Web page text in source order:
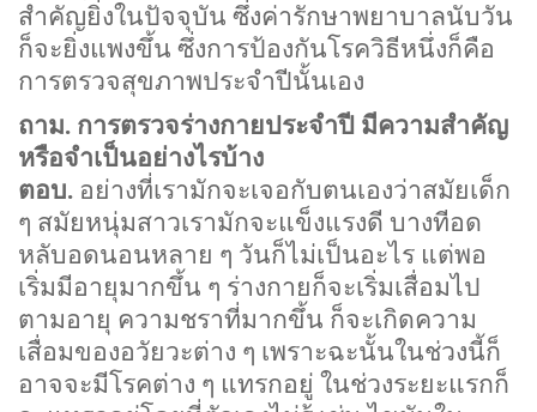
สำคัญยิ่งในปัจจุบัน ซึ่งค่ารักษาพยาบาลนับวัน
ก็จะยิ่งแพงขึ้น ซึ่งการป้องกันโรควิธีหนึ่งก็คือ
การตรวจสุขภาพประจำปีนั้นเอง
ถาม. การตรวจร่างกายประจำปี มีความสำคัญ
หรือจำเป็นอย่างไรบ้าง
ตอบ. อย่างที่เรามักจะเจอกับตนเองว่าสมัยเด็ก
ๆ สมัยหนุ่มสาวเรามักจะแข็งแรงดี บางทีอด
หลับอดนอนหลาย ๆ วันก็ไม่เป็นอะไร แต่พอ
เริ่มมีอายุมากขึ้น ๆ ร่างกายก็จะเริ่มเสื่อมไป
ตามอายุ ความชราที่มากขึ้น ก็จะเกิดความ
เสื่อมของอวัยวะต่าง ๆ เพราะฉะนั้นในช่วงนี้ก็
อาจจะมีโรคต่าง ๆ แทรกอยู่ ในช่วงระยะแรกก็